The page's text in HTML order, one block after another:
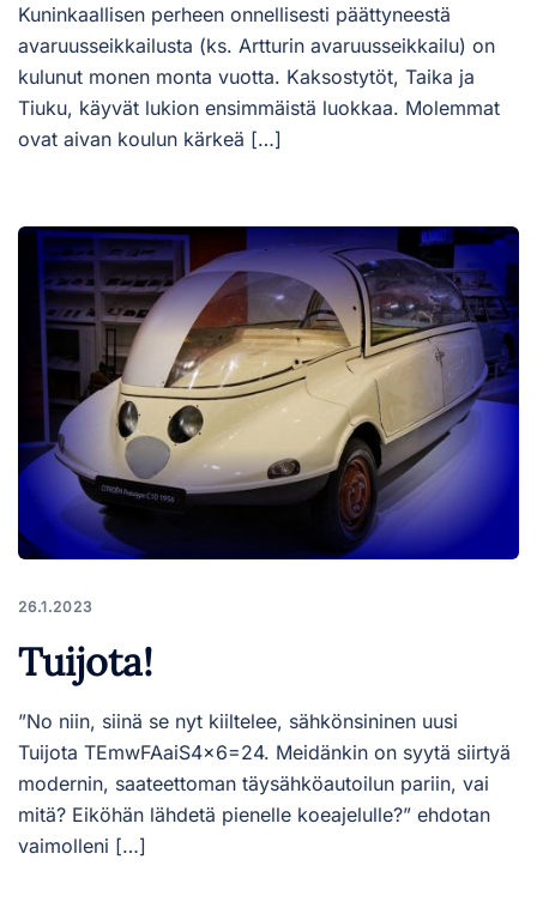
Kuninkaallisen perheen onnellisesti päättyneestä
avaruusseikkailusta (ks. Artturin avaruusseikkailu) on
kulunut monen monta vuotta. Kaksostytöt, Taika ja
Tiuku, käyvät lukion ensimmäistä luokkaa. Molemmat
ovat aivan koulun kärkeä […]
26.1.2023
Tuijota!
”No niin, siinä se nyt kiiltelee, sähkönsininen uusi
Tuijota TEmwFAaiS4x6=24. Meidänkin on syytä siirtyä
modernin, saateettoman täysähköautoilun pariin, vai
mitä? Eiköhän lähdetä pienelle koeajelulle?” ehdotan
vaimolleni […]